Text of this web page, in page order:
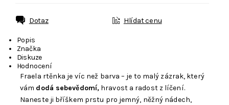
Dotaz Hlídat cenu
Popis
Značka
Diskuze
Hodnocení
Fraela rtěnka je víc než barva – je to malý zázrak, který
vám dodá sebevědomí, hravost a radost z líčení.
Naneste ji bříškem prstu pro jemný, něžný nádech,